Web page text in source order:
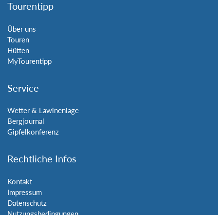
Tourentipp
Über uns
Touren
Hütten
MyTourentipp
Service
Wetter & Lawinenlage
Bergjournal
Gipfelkonferenz
Rechtliche Infos
Kontakt
Impressum
Datenschutz